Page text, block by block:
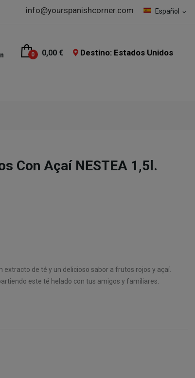
Español expand_more
info@yourspanishcorner.com
0 0,00 € Destino: Estados Unidos
Con Açaí NESTEA 1,5l.
de té y un delicioso sabor a frutos rojos y açaí.
este té helado con tus amigos y familiares.